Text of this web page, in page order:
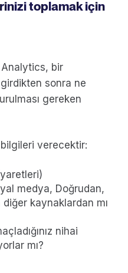
toplamak için
Analytics, bir
sonra ne
gereken
verecektir:
medya, Doğrudan,
kaynaklardan mı
nihai
mı?